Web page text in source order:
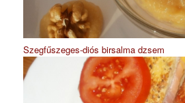
Szegfűszeges-diós birsalma dzsem